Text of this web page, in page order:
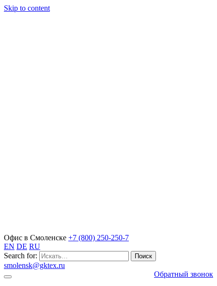
Skip to content
Офис в Смоленске +7 (800) 250-250-7
EN DE RU
Search for:
smolensk@gktex.ru
Обратный звонок